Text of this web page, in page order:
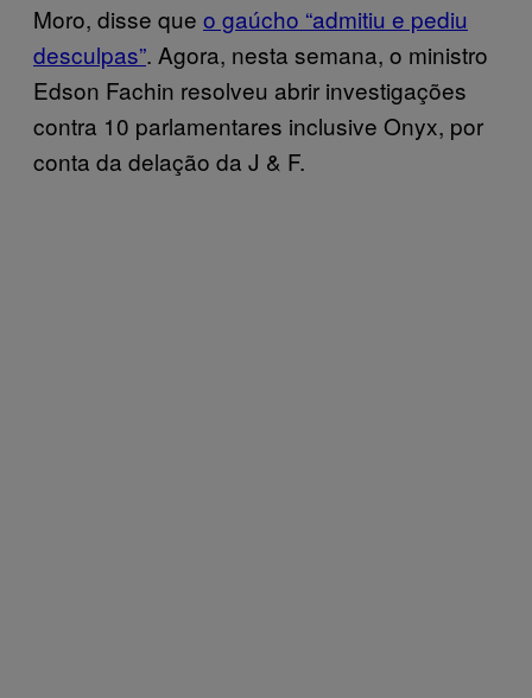
Moro, disse que o gaúcho “admitiu e pediu
desculpas”. Agora, nesta semana, o ministro
Edson Fachin resolveu abrir investigações
contra 10 parlamentares inclusive Onyx, por
conta da delação da J & F.